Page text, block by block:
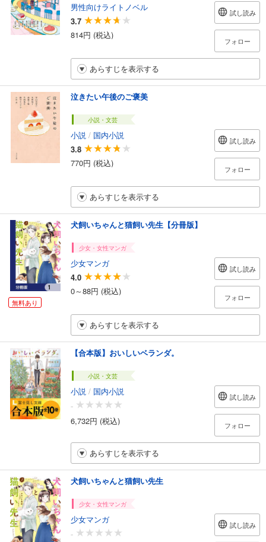
男性向けライトノベル
3.7
814円 (税込)
試し読み
フォロー
あらすじを表示する
泣きたい午後のご褒美
小説・文芸
小説 / 国内小説
3.8
770円 (税込)
試し読み
フォロー
あらすじを表示する
無料あり
犬飼いちゃんと猫飼い先生【分冊版】
少女・女性マンガ
少女マンガ
4.0
0～88円 (税込)
試し読み
フォロー
あらすじを表示する
【合本版】おいしいベランダ。
小説・文芸
小説 / 国内小説
-
6,732円 (税込)
試し読み
フォロー
あらすじを表示する
犬飼いちゃんと猫飼い先生
少女・女性マンガ
少女マンガ
-
試し読み